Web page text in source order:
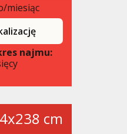
miesiąc
najmu:
cm